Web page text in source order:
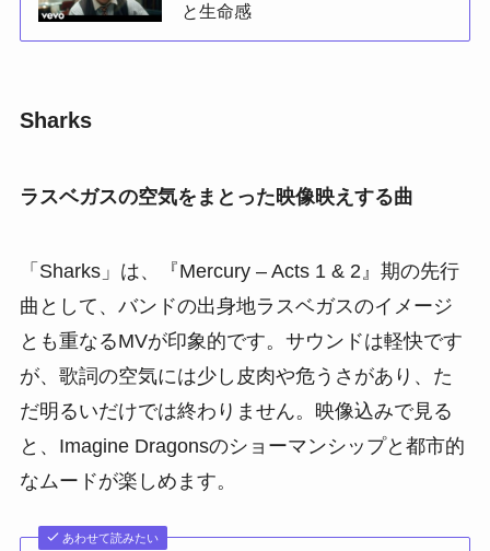
と生命感
Sharks
ラスベガスの空気をまとった映像映えする曲
「Sharks」は、『Mercury – Acts 1 & 2』期の先行
曲として、バンドの出身地ラスベガスのイメージ
とも重なるMVが印象的です。サウンドは軽快です
が、歌詞の空気には少し皮肉や危うさがあり、た
だ明るいだけでは終わりません。映像込みで見る
と、Imagine Dragonsのショーマンシップと都市的
なムードが楽しめます。
あわせて読みたい